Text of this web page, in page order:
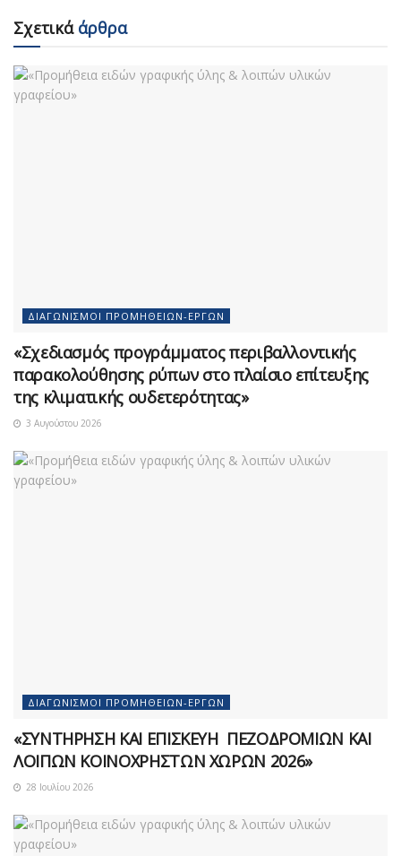
Σχετικάάρθρα
ΔΙΑΓΩΝΙΣΜΟΊ ΠΡΟΜΗΘΕΙΏΝ-ΈΡΓΩΝ
«Σχεδιασμός προγράμματος περιβαλλοντικής
παρακολούθησης ρύπων στο πλαίσιο επίτευξης
της κλιματικής ουδετερότητας»
3 Αυγούστου 2026
ΔΙΑΓΩΝΙΣΜΟΊ ΠΡΟΜΗΘΕΙΏΝ-ΈΡΓΩΝ
«ΣΥΝΤΗΡΗΣΗ ΚΑΙ ΕΠΙΣΚΕΥΗ ΠΕΖΟΔΡΟΜΙΩΝ ΚΑΙ
ΛΟΙΠΩΝ ΚΟΙΝΟΧΡΗΣΤΩΝ ΧΩΡΩΝ 2026»
28 Ιουλίου 2026